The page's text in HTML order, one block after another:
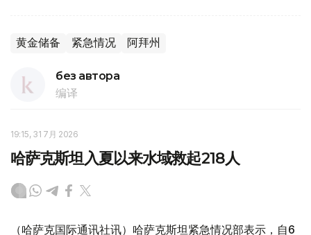
黄金储备 紧急情况 阿拜州
без автора
编译
19:15, 31 7月 2026
哈萨克斯坦入夏以来水域救起218人
（哈萨克国际通讯社讯）哈萨克斯坦紧急情况部表示，自6